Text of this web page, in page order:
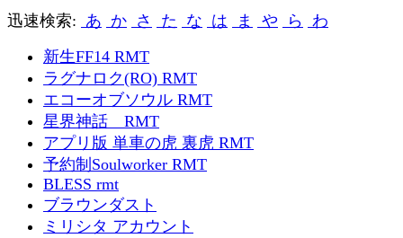
迅速検索: あ か さ た な は ま や ら わ
新生FF14 RMT
ラグナロク(RO) RMT
エコーオブソウル RMT
星界神話 RMT
アプリ版 単車の虎 裏虎 RMT
予約制Soulworker RMT
BLESS rmt
ブラウンダスト
ミリシタ アカウント